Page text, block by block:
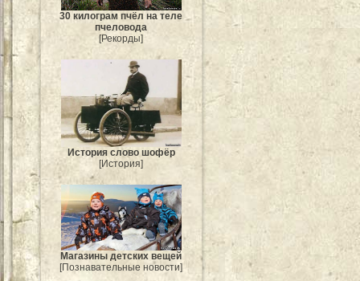
30 килограм пчёл на теле
пчеловода
[Рекорды]
История слово шофёр
[История]
Магазины детских вещей
[Познавательные новости]